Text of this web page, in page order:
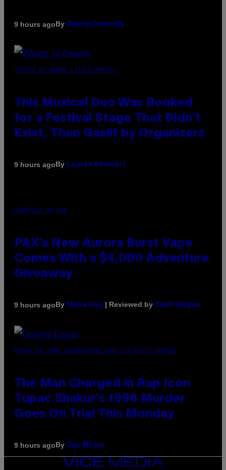
9 hours agoBy Denny Connolly
(PHOTO BY AMBER LITTLE/PRESS)
This Musical Duo Was Booked
for a Festival Stage That Didn’t
Exist, Then Gaslit by Organizers
9 hours agoBy Lauren Boisvert
COURTESY OF PAX
PAX’s New Aurora Burst Vape
Comes With a $4,000 Adventure
Giveaway
9 hours agoBy Maha Haq | Reviewed by Ysolt Usigan
PHOTO BY JOHN LOCHER/POOL/AFP VIA GETTY IMAGES
The Man Charged in Rap Icon
Tupac Shakur’s 1996 Murder
Goes On Trial This Monday
9 hours agoBy Dan Milam
VICE